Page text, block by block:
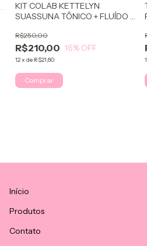
KIT COLAB KETTELYN
SUASSUNA TÔNICO + FLUÍDO +
R$210,00
R$250,00
16% OFF
12x de R$21,60
Início
Produtos
Contato